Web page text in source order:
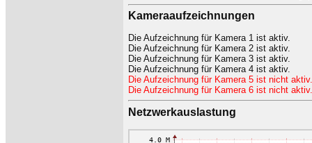
Kameraaufzeichnungen
Die Aufzeichnung für Kamera 1 ist aktiv.
Die Aufzeichnung für Kamera 2 ist aktiv.
Die Aufzeichnung für Kamera 3 ist aktiv.
Die Aufzeichnung für Kamera 4 ist aktiv.
Die Aufzeichnung für Kamera 5 ist nicht aktiv.
Die Aufzeichnung für Kamera 6 ist nicht aktiv.
Netzwerkauslastung